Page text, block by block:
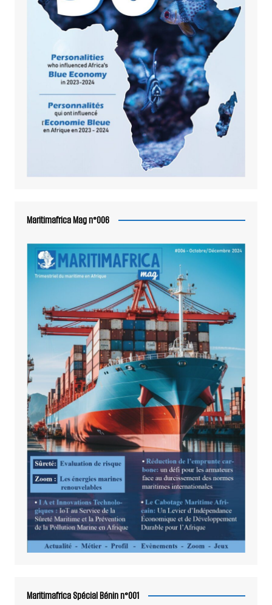
Maritimafrica Mag n°006
Maritimafrica Spécial Bénin n°001